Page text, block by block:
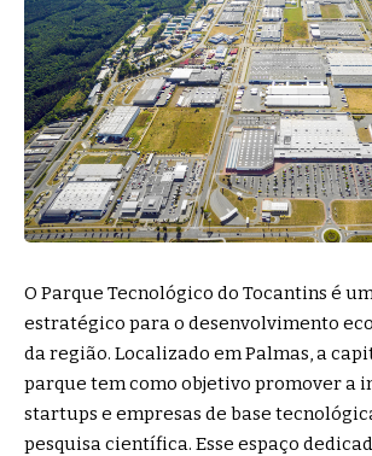
O Parque Tecnológico do Tocantins é
estratégico para o desenvolvimento
da região. Localizado em Palmas, a
parque tem como objetivo promover a
startups e empresas de base
pesquisa científica. Esse espaço